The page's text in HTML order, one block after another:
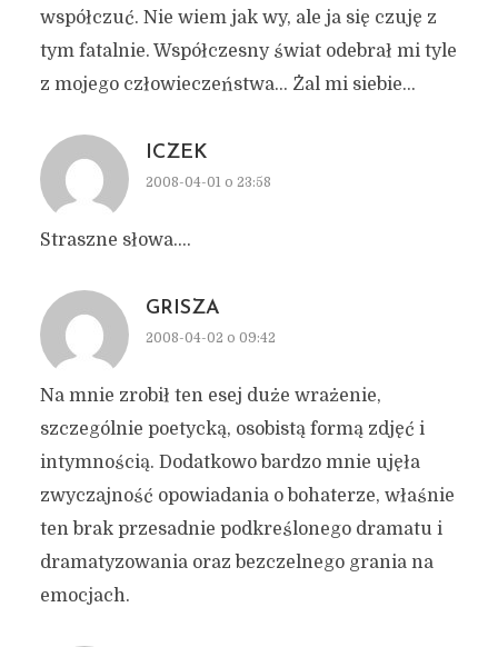
współczuć. Nie wiem jak wy, ale ja się czuję z
tym fatalnie. Współczesny świat odebrał mi tyle
z mojego człowieczeństwa… Żal mi siebie…
ICZEK
2008-04-01 o 23:58
Straszne słowa….
GRISZA
2008-04-02 o 09:42
Na mnie zrobił ten esej duże wrażenie,
szczególnie poetycką, osobistą formą zdjęć i
intymnością. Dodatkowo bardzo mnie ujęła
zwyczajność opowiadania o bohaterze, właśnie
ten brak przesadnie podkreślonego dramatu i
dramatyzowania oraz bezczelnego grania na
emocjach.